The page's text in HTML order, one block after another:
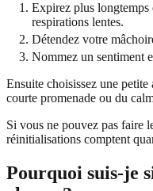
Expirez plus longtemps
respirations lentes.
Détendez votre
Nommez un sentiment
Ensuite choisissez une
courte promenade ou du
Si vous ne pouvez pas faire
réinitialisations comptent
Pourquoi suis-je